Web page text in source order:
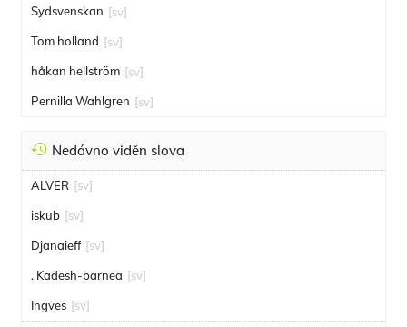
Sydsvenskan [sv]
Tom holland [sv]
håkan hellström [sv]
Pernilla Wahlgren [sv]
Nedávno viděn slova
ALVER [sv]
iskub [sv]
Djanaieff [sv]
. Kadesh-barnea [sv]
Ingves [sv]